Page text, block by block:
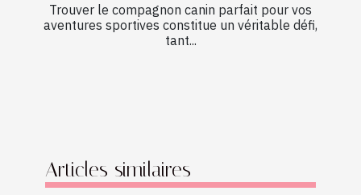
Trouver le compagnon canin parfait pour vos
aventures sportives constitue un véritable défi,
tant...
Articles similaires